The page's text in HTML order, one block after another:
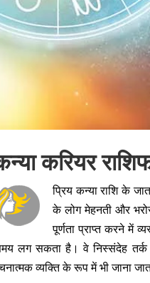
करियर
प्रिय कन्या राशि के
के लोग मेहनती और
पूर्णता प्राप्त करने में
लग सकता है। वे निस्संदेह तर्क
व्यक्ति के रूप में भी जाना